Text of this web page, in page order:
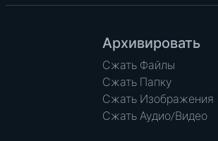
Архивировать
Сжать Файлы
Сжать Папку
Сжать Изображения
Сжать Аудио/Видео